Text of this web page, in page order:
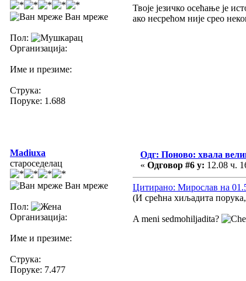
Ван мреже
Пол:
Организација:
Име и презиме:
Струка:
Поруке: 1.688
Твоје језичко осећање је
ако несрећом није срео
Madiuxa
староседелац
Ван мреже
Пол:
Организација:
Име и презиме:
Струка:
Поруке: 7.477
Одг: Поново: хвала
« Одговор #6 у: 12.08 ч.
Цитирано: Мирослав на
(И срећна хиљадита
A meni sedmohiljadita?